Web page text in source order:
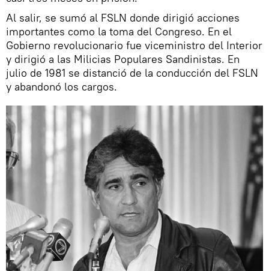
Al salir, se sumó al FSLN donde dirigió acciones
importantes como la toma del Congreso. En el
Gobierno revolucionario fue viceministro del Interior
y dirigió a las Milicias Populares Sandinistas. En
julio de 1981 se distanció de la conducción del FSLN
y abandonó los cargos.